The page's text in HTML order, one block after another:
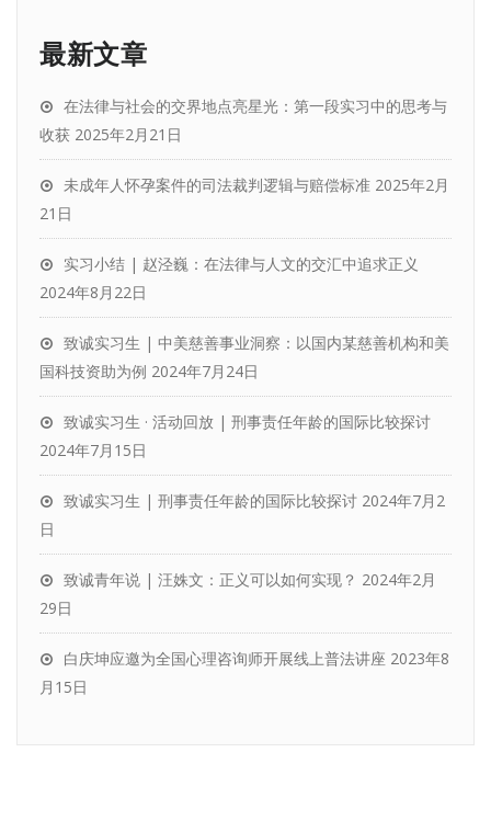
最新文章
在法律与社会的交界地点亮星光：第一段实习中的思考与
收获 2025年2月21日
未成年人怀孕案件的司法裁判逻辑与赔偿标准 2025年2月
21日
实习小结 | 赵泾巍：在法律与人文的交汇中追求正义
2024年8月22日
致诚实习生 | 中美慈善事业洞察：以国内某慈善机构和美
国科技资助为例 2024年7月24日
致诚实习生 · 活动回放 | 刑事责任年龄的国际比较探讨
2024年7月15日
致诚实习生 | 刑事责任年龄的国际比较探讨 2024年7月2
日
致诚青年说 | 汪姝文：正义可以如何实现？ 2024年2月
29日
白庆坤应邀为全国心理咨询师开展线上普法讲座 2023年8
月15日